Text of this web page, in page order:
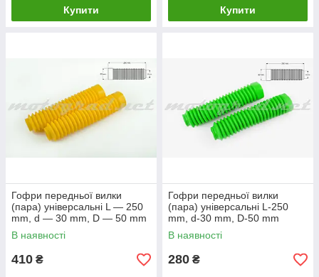
Купити Купити
Гофри передньої вилки
(пара) універсальні L — 250
mm, d — 30 mm, D — 50 mm
(жовті) MZK
В наявності
410 ₴
Гофри передньої вилки
(пара) універсальні L-250
mm, d-30 mm, D-50 mm
(зелені) KTO
В наявності
280 ₴